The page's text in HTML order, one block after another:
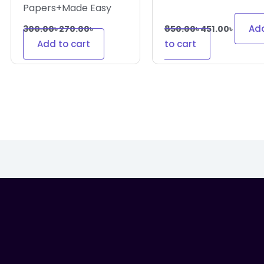
Papers+Made Easy
300.00৳270.00৳
Add to cart
850.00৳451.00৳
to cart